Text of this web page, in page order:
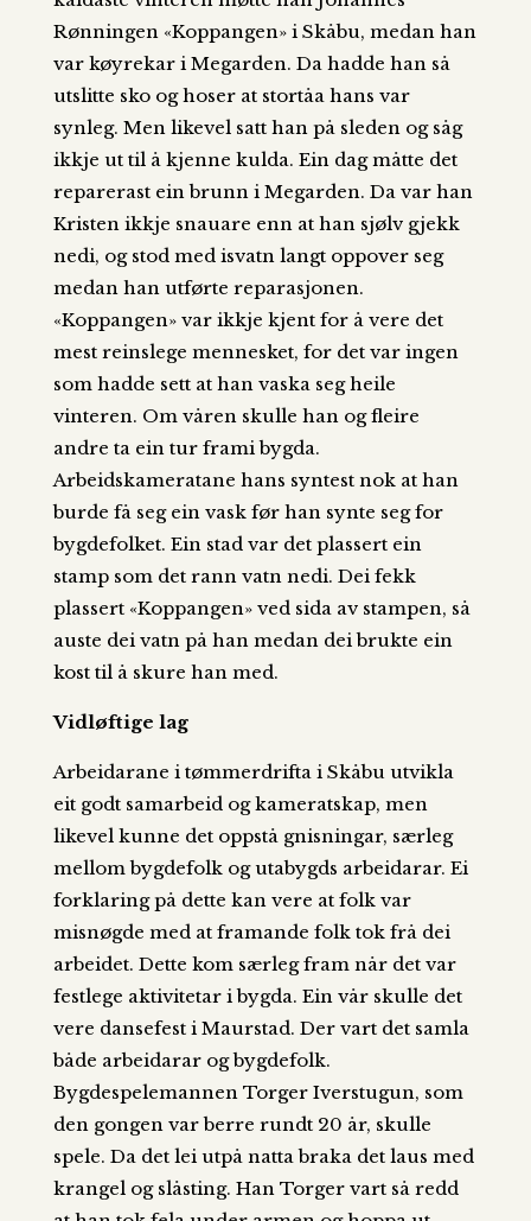
Rønningen «Koppangen» i Skåbu, medan han
var køyrekar i Megarden. Da hadde han så
utslitte sko og hoser at stortåa hans var
synleg. Men likevel satt han på sleden og såg
ikkje ut til å kjenne kulda. Ein dag måtte det
reparerast ein brunn i Megarden. Da var han
Kristen ikkje snauare enn at han sjølv gjekk
nedi, og stod med isvatn langt oppover seg
medan han utførte reparasjonen.
«Koppangen» var ikkje kjent for å vere det
mest reinslege mennesket, for det var ingen
som hadde sett at han vaska seg heile
vinteren. Om våren skulle han og fleire
andre ta ein tur frami bygda.
Arbeidskameratane hans syntest nok at han
burde få seg ein vask før han synte seg for
bygdefolket. Ein stad var det plassert ein
stamp som det rann vatn nedi. Dei fekk
plassert «Koppangen» ved sida av stampen, så
auste dei vatn på han medan dei brukte ein
kost til å skure han med.
Vidløftige lag
Arbeidarane i tømmerdrifta i Skåbu utvikla
eit godt samarbeid og kameratskap, men
likevel kunne det oppstå gnisningar, særleg
mellom bygdefolk og utabygds arbeidarar. Ei
forklaring på dette kan vere at folk var
misnøgde med at framande folk tok frå dei
arbeidet. Dette kom særleg fram når det var
festlege aktivitetar i bygda. Ein vår skulle det
vere dansefest i Maurstad. Der vart det samla
både arbeidarar og bygdefolk.
Bygdespelemannen Torger Iverstugun, som
den gongen var berre rundt 20 år, skulle
spele. Da det lei utpå natta braka det laus med
krangel og slåsting. Han Torger vart så redd